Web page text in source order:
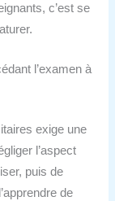
c’est se
l’examen à
exige une
l’aspect
puis de
de